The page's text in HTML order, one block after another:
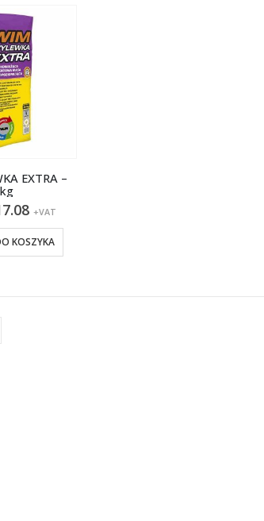
EXTRA –
Aktualna
cena
wynosi:
£17.08.
+VAT
KOSZYKA